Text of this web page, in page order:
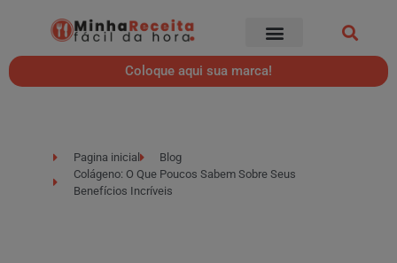
Coloque aqui sua marca!
Pagina inicial
Blog
Colágeno: O Que Poucos Sabem Sobre Seus
Benefícios Incríveis